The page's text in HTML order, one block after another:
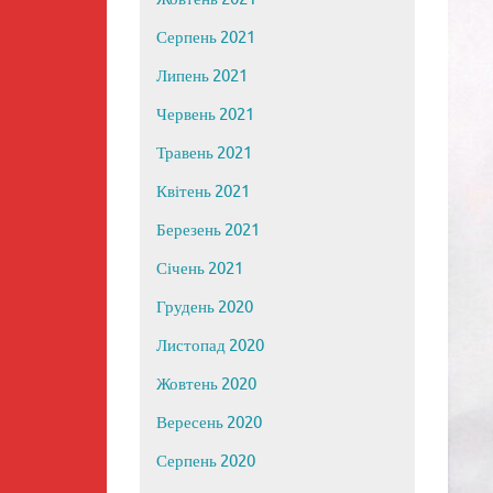
Серпень 2021
Липень 2021
Червень 2021
Травень 2021
Квітень 2021
Березень 2021
Січень 2021
Грудень 2020
Листопад 2020
Жовтень 2020
Вересень 2020
Серпень 2020